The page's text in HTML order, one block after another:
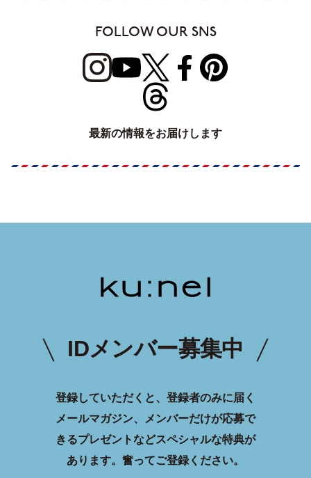
FOLLOW OUR SNS
最新の情報をお届けします
IDメンバー募集中
登録していただくと、登録者のみに届く
メールマガジン、メンバーだけが応募で
きるプレゼントなどスペシャルな特典が
あります。 奮ってご登録ください。